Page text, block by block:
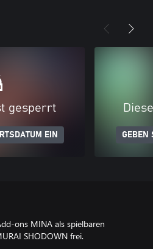
gesperrt
EIN GEBEN
ons MINA als spielbaren
SHODOWN frei.